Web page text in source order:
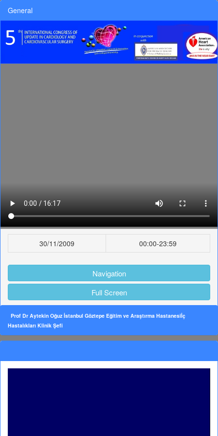
General
30/11/2009 00:00-23:59
Navigation
Full Screen
Prof Dr Aytekin Oğuz İstanbul Göztepe Eğitim ve Araştırma Hastanesiİç
Hastalıkları Klinik Şefi